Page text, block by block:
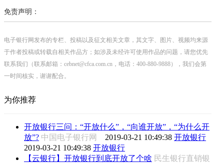
免责声明：
电子银行网发布的专栏、投稿以及征文相关文章，其文字、图片、视频均来源
于作者投稿或转载自相关作品方；如涉及未经许可使用作品的问题，请您优先
联系我们（联系邮箱：cebnet@cfca.com.cn，电话：400-880-9888），我们会第
一时间核实，谢谢配合。
为你推荐
开放银行三问：“开放什么”，“向谁开放”，“为什么开
放”? 中国电子银行网 2019-03-21 10:49:38 开放银行
2019-03-21 10:49:38 开放银行
【云银行】开放银行到底开放了个啥 民生银行直销银